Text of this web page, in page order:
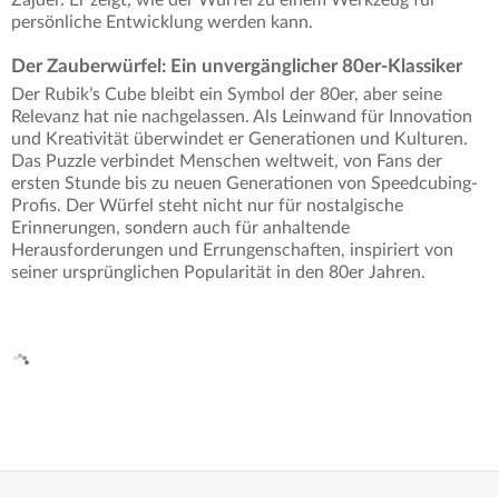
persönliche Entwicklung werden kann.
Der Zauberwürfel: Ein unvergänglicher 80er-Klassiker
Der Rubik’s Cube bleibt ein Symbol der 80er, aber seine
Relevanz hat nie nachgelassen. Als Leinwand für Innovation
und Kreativität überwindet er Generationen und Kulturen.
Das Puzzle verbindet Menschen weltweit, von Fans der
ersten Stunde bis zu neuen Generationen von Speedcubing-
Profis. Der Würfel steht nicht nur für nostalgische
Erinnerungen, sondern auch für anhaltende
Herausforderungen und Errungenschaften, inspiriert von
seiner ursprünglichen Popularität in den 80er Jahren.